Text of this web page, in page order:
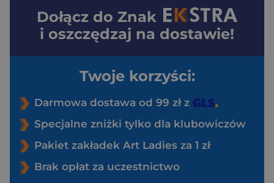
Dołącz do Znak
i oszczędzaj na dostawie!
Twoje korzyści:
Darmowa dostawa od 99 zł z
Specjalne zniżki tylko dla klubowiczów
Pakiet zakładek Art Ladies za 1 zł
Brak opłat za uczestnictwo